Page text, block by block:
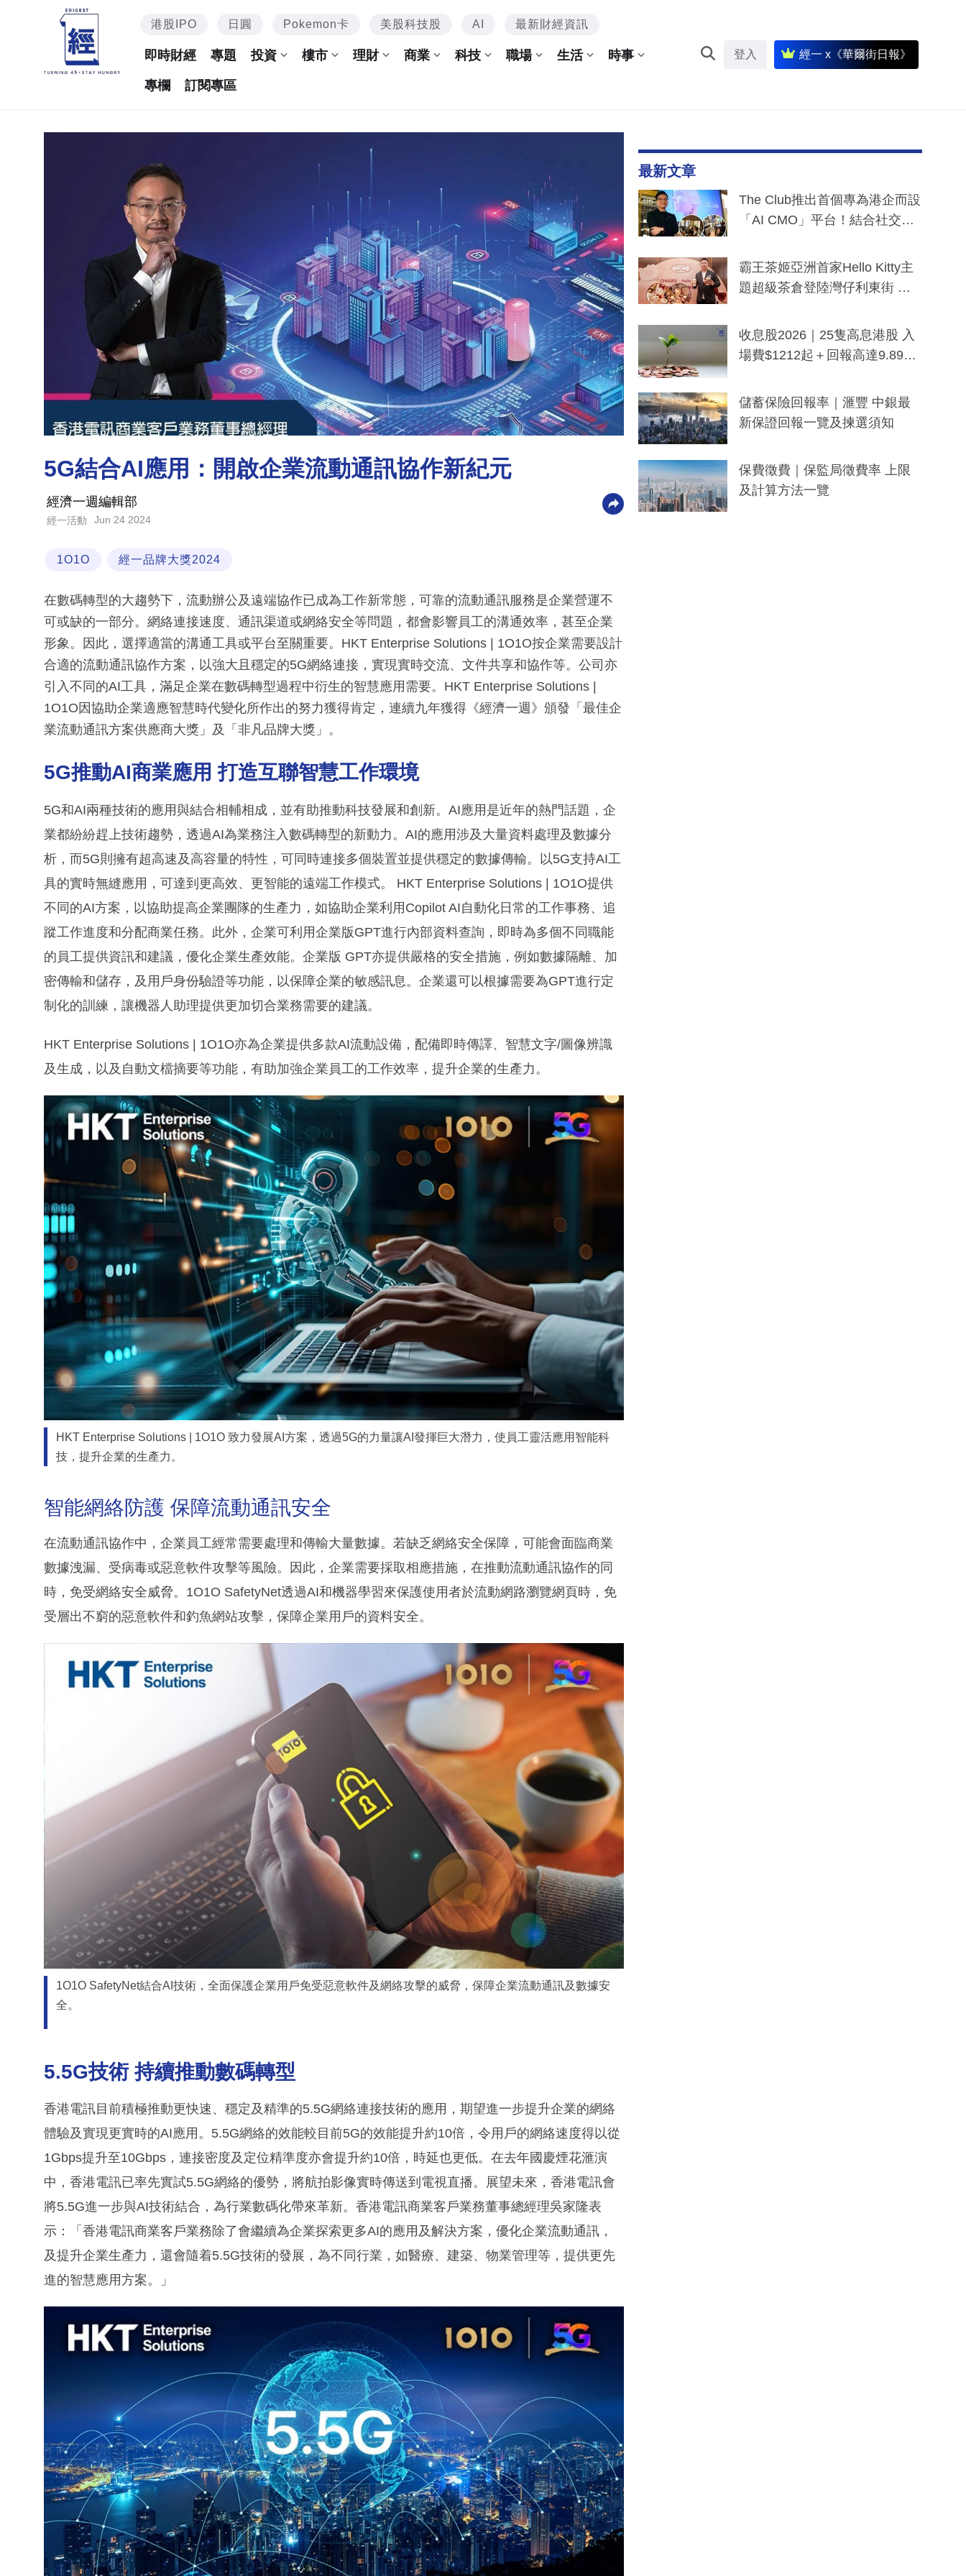
港股IPO 日圓 Pokemon卡 美股科技股 AI 最新財經資訊
即時財經 專題 投資 樓市 理財 商業 科技 職場 生活 時事
專欄 訂閱專區
登入 經一 x《華爾街日報》
5G結合AI應用：開啟企業流動通訊協作新紀元
經濟一週編輯部
經一活動 Jun 24 2024
1O1O 經一品牌大獎2024
在數碼轉型的大趨勢下，流動辦公及遠端協作已成為工作新常態，可靠的流動通訊服務是企業營運不
可或缺的一部分。網絡連接速度、通訊渠道或網絡安全等問題，都會影響員工的溝通效率，甚至企業
形象。因此，選擇適當的溝通工具或平台至關重要。HKT Enterprise Solutions | 1O1O按企業需要設計
合適的流動通訊協作方案，以強大且穩定的5G網絡連接，實現實時交流、文件共享和協作等。公司亦
引入不同的AI工具，滿足企業在數碼轉型過程中衍生的智慧應用需要。HKT Enterprise Solutions |
1O1O因協助企業適應智慧時代變化所作出的努力獲得肯定，連續九年獲得《經濟一週》頒發「最佳企
業流動通訊方案供應商大獎」及「非凡品牌大獎」。
5G推動AI商業應用 打造互聯智慧工作環境
5G和AI兩種技術的應用與結合相輔相成，並有助推動科技發展和創新。AI應用是近年的熱門話題，企
業都紛紛趕上技術趨勢，透過AI為業務注入數碼轉型的新動力。AI的應用涉及大量資料處理及數據分
析，而5G則擁有超高速及高容量的特性，可同時連接多個裝置並提供穩定的數據傳輸。以5G支持AI工
具的實時無縫應用，可達到更高效、更智能的遠端工作模式。 HKT Enterprise Solutions | 1O1O提供
不同的AI方案，以協助提高企業團隊的生產力，如協助企業利用Copilot AI自動化日常的工作事務、追
蹤工作進度和分配商業任務。此外，企業可利用企業版GPT進行內部資料查詢，即時為多個不同職能
的員工提供資訊和建議，優化企業生產效能。企業版 GPT亦提供嚴格的安全措施，例如數據隔離、加
密傳輸和儲存，及用戶身份驗證等功能，以保障企業的敏感訊息。企業還可以根據需要為GPT進行定
制化的訓練，讓機器人助理提供更加切合業務需要的建議。
HKT Enterprise Solutions | 1O1O亦為企業提供多款AI流動設備，配備即時傳譯、智慧文字/圖像辨識
及生成，以及自動文檔摘要等功能，有助加強企業員工的工作效率，提升企業的生產力。
HKT Enterprise Solutions | 1O1O 致力發展AI方案，透過5G的力量讓AI發揮巨大潛力，使員工靈活應用智能科
技，提升企業的生產力。
智能網絡防護 保障流動通訊安全
在流動通訊協作中，企業員工經常需要處理和傳輸大量數據。若缺乏網絡安全保障，可能會面臨商業
數據洩漏、受病毒或惡意軟件攻擊等風險。因此，企業需要採取相應措施，在推動流動通訊協作的同
時，免受網絡安全威脅。1O1O SafetyNet透過AI和機器學習來保護使用者於流動網路瀏覽網頁時，免
受層出不窮的惡意軟件和釣魚網站攻擊，保障企業用戶的資料安全。
1O1O SafetyNet結合AI技術，全面保護企業用戶免受惡意軟件及網絡攻擊的威脅，保障企業流動通訊及數據安
全。
5.5G技術 持續推動數碼轉型
香港電訊目前積極推動更快速、穩定及精準的5.5G網絡連接技術的應用，期望進一步提升企業的網絡
體驗及實現更實時的AI應用。5.5G網絡的效能較目前5G的效能提升約10倍，令用戶的網絡速度得以從
1Gbps提升至10Gbps，連接密度及定位精準度亦會提升約10倍，時延也更低。在去年國慶煙花滙演
中，香港電訊已率先實試5.5G網絡的優勢，將航拍影像實時傳送到電視直播。展望未來，香港電訊會
將5.5G進一步與AI技術結合，為行業數碼化帶來革新。香港電訊商業客戶業務董事總經理吳家隆表
示：「香港電訊商業客戶業務除了會繼續為企業探索更多AI的應用及解決方案，優化企業流動通訊，
及提升企業生產力，還會隨着5.5G技術的發展，為不同行業，如醫療、建築、物業管理等，提供更先
進的智慧應用方案。」
最新文章
The Club推出首個專為港企而設
「AI CMO」平台！結合社交聆
分鐘生成「貼地」宣傳短片
霸王茶姬亞洲首家Hello Kitty主
題超級茶倉登陸灣仔利東街 推
y及香港限定特調系列
收息股2026｜25隻高息港股 入
場費$1212起＋回報高達9.89
儲蓄保險回報率｜滙豐 中銀最
新保證回報一覽及揀選須知
保費徵費｜保監局徵費率 上限
及計算方法一覽